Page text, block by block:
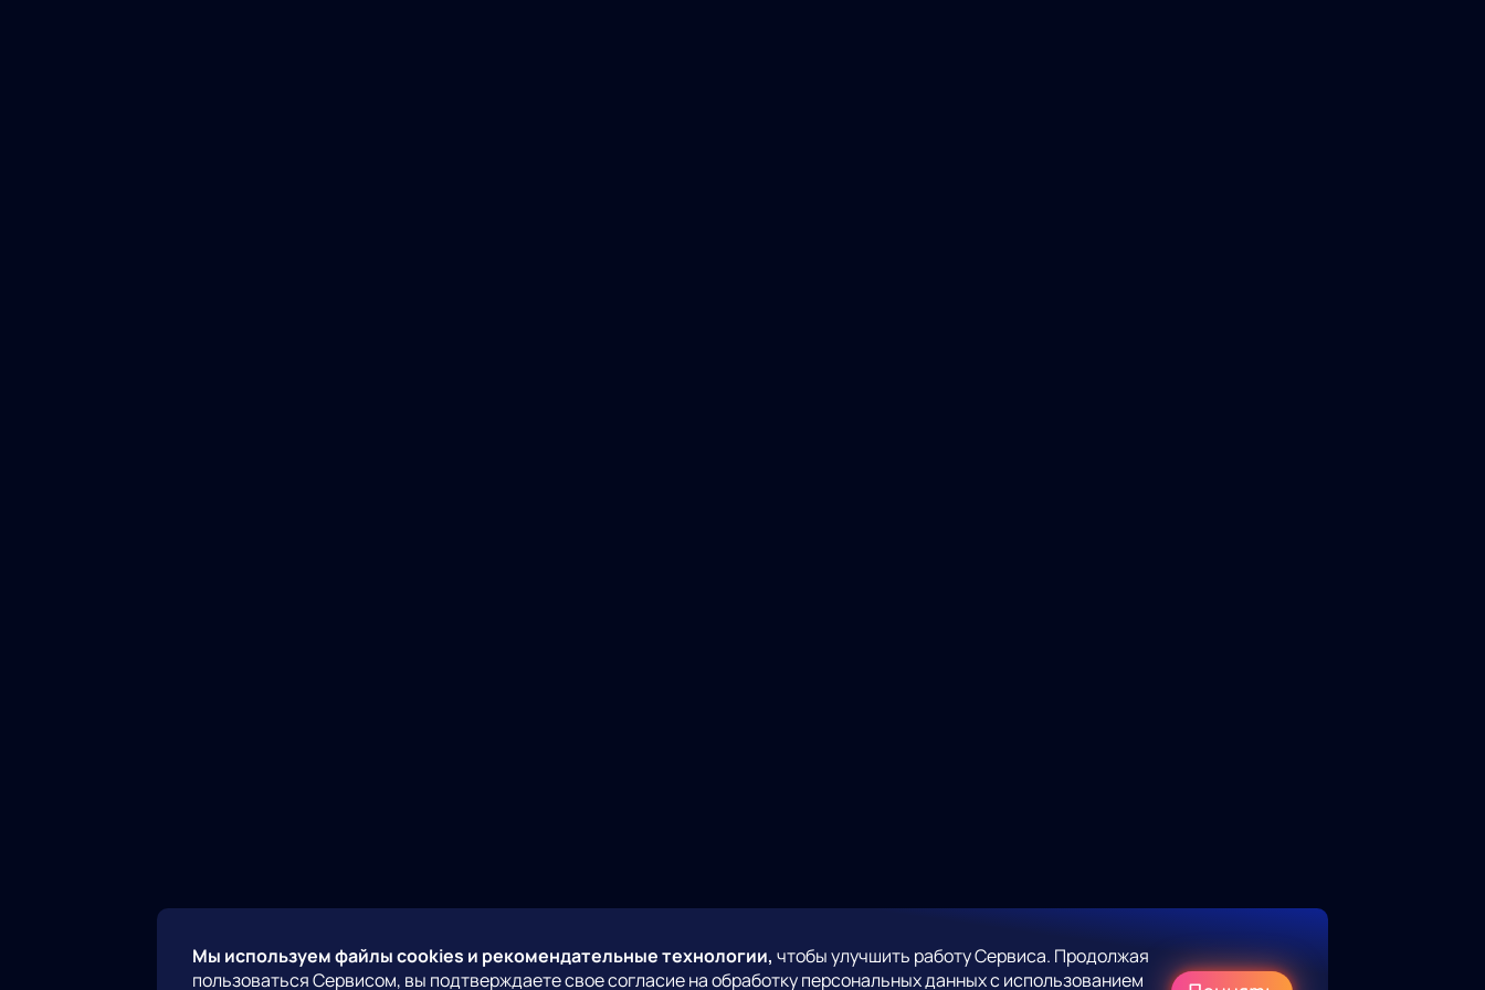
Мы используем файлы cookies и рекомендательные технологии, чтобы улучшить работу Сервиса. Продолжая
пользоваться Сервисом, вы подтверждаете свое согласие на обработку персональных данных с использованием